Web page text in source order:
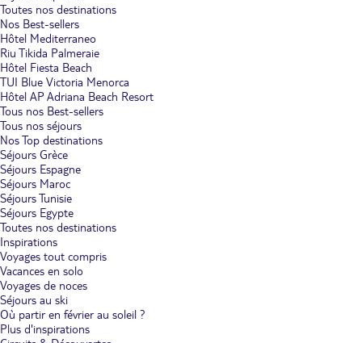
Toutes nos destinations
Nos Best-sellers
Hôtel Mediterraneo
Riu Tikida Palmeraie
Hôtel Fiesta Beach
TUI Blue Victoria Menorca
Hôtel AP Adriana Beach Resort
Tous nos Best-sellers
Tous nos séjours
Nos Top destinations
Séjours Grèce
Séjours Espagne
Séjours Maroc
Séjours Tunisie
Séjours Egypte
Toutes nos destinations
Inspirations
Voyages tout compris
Vacances en solo
Voyages de noces
Séjours au ski
Où partir en février au soleil ?
Plus d'inspirations